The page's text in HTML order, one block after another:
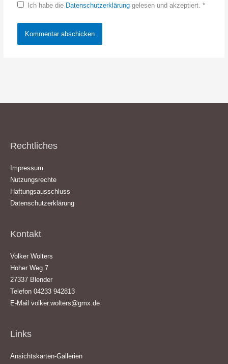
Ich habe die Datenschutzerklärunggelesen und akzeptiert. *
Rechtliches
Impressum
Nutzungsrechte
Haftungsausschluss
Datenschutzerklärung
Kontakt
Volker Wolters
Hoher Weg 7
27337 Blender
Telefon 04233 942813
E-Mail volker.wolters@gmx.de
Links
Ansichtskarten-Gallerien